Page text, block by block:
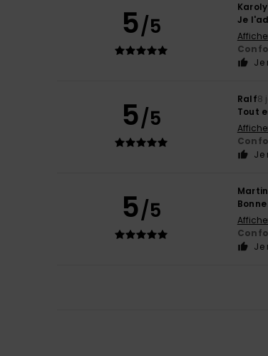
5/5
Karoly
Je
Je
5/5
Ralf8
Tout
Je
5/5
Martin
Je